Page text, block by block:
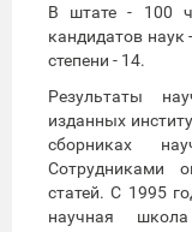
В штате - 100
кандидатов наук
степени - 14.
Результаты
изданных
сборниках
Сотрудниками
статей. С 1995
научная